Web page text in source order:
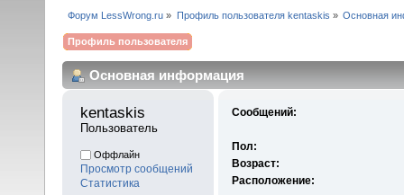
Форум LessWrong.ru » Профиль пользователя kentaskis » Основная
Профиль пользователя
Основная информация
kentaskis
Пользователь
Оффлайн
Просмотр сообщений
Статистика
Сообщений:
Пол:
Возраст:
Расположение: